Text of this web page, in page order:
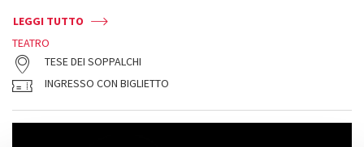
LEGGI TUTTO
TEATRO
TESE DEI SOPPALCHI
INGRESSO CON BIGLIETTO